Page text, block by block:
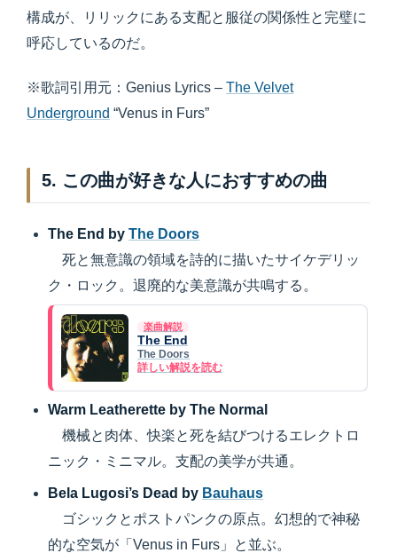
構成が、リリックにある支配と服従の関係性と完璧に
呼応しているのだ。
※歌詞引用元：Genius Lyrics – The Velvet
Underground “Venus in Furs”
5. この曲が好きな人におすすめの曲
The End byThe Doors
死と無意識の領域を詩的に描いたサイケデリッ
ク・ロック。退廃的な美意識が共鳴する。
楽曲解説
The End
The Doors
詳しい解説を読む
Warm Leatherette by The Normal
機械と肉体、快楽と死を結びつけるエレクトロ
ニック・ミニマル。支配の美学が共通。
Bela Lugosi’s Dead by Bauhaus
ゴシックとポストパンクの原点。幻想的で神秘
的な空気が「Venus in Furs」と並ぶ。